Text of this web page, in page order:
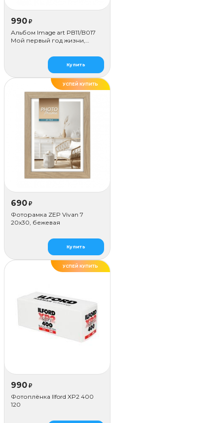
990 ₽
Альбом Image art PB11/B017
Мой первый год жизни,
Купить
УСПЕЙ КУПИТЬ
690 ₽
Фоторамка ZEP Vivan 7
20x30, бежевая
Купить
УСПЕЙ КУПИТЬ
990 ₽
Фотоплёнка Ilford XP2 400
120